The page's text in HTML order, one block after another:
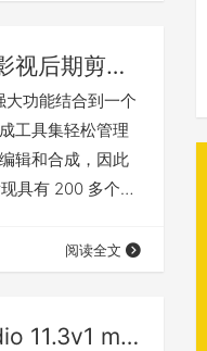
The Foundry Nuke Studio 13.1v2_影视后期剪辑特效合成软件（Win&Mac&Linux）
功能结合到一个
工具集轻松管理
辑和合成，因此
具有 200 多个节
可自定义的时间
阅读全文
Mac软件：The Foundry Nuke Studio 11.3v1 macOS_影视后期特效合成软件